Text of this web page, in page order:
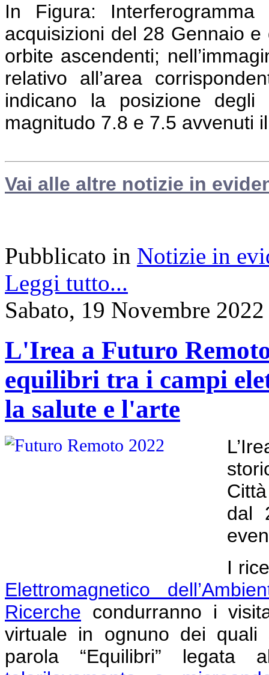
In Figura:
acquisizioni del 28 Gennaio
orbite ascendenti;
relativo all’area
indicano la posizione
magnitudo 7.8 e 7.5 avvenuti
Vai alle altre notizie in
Pubblicato in Notizie in
Leggi tutto...
Sabato, 19 Novembre
L'Irea a Futuro
equilibri tra i campi
la salute e l'arte
dal
I
Elettromagnetico
Ricerche condurranno i
virtuale in ognuno dei quali
parola “Equilibri”